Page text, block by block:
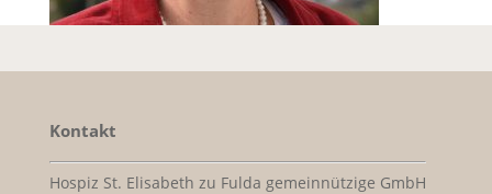
Kontakt
Hospiz St. Elisabeth zu Fulda gemeinnützige GmbH